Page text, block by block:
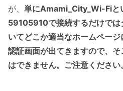
が、 単にAmami_City_Wi-Fiと
59105910で接続するだけでは
いてどこか適当なホームペー
認証画面が出てきますので、
はできません。ご注意ください。